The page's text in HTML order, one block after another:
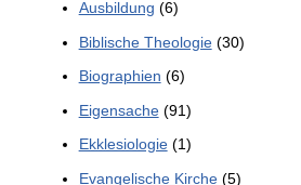
Ausbildung (6)
Biblische Theologie(30)
Biographien (6)
Eigensache(91)
Ekklesiologie(1)
Evangelische Kirche(5)